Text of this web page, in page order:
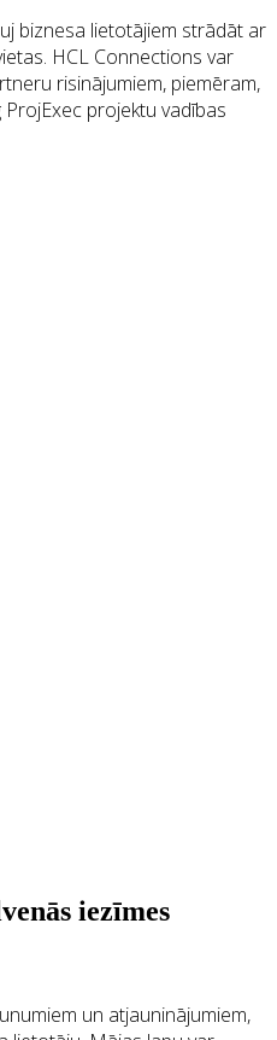
biznesa lietotājiem strādāt ar
HCL Connections var
risinājumiem, piemēram,
ProjExec projektu vadības
iezīmes
un atjauninājumiem,